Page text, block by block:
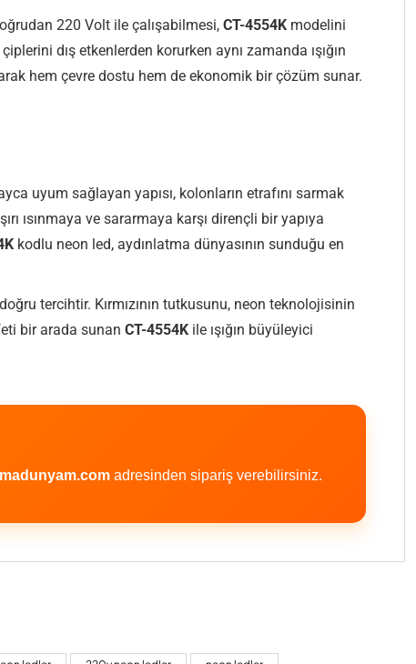
220 Volt ile çalışabilmesi, CT-4554K modelini
dış etkenlerden korurken aynı zamanda ışığın
hem çevre dostu hem de ekonomik bir çözüm sunar.
uyum sağlayan yapısı, kolonların etrafını sarmak
ısınmaya ve sararmaya karşı dirençli bir yapıya
kodlu neon led, aydınlatma dünyasının sunduğu en
tercihtir. Kırmızının tutkusunu, neon teknolojisinin
bir arada sunan CT-4554K ile ışığın büyüleyici
adresinden sipariş verebilirsiniz.